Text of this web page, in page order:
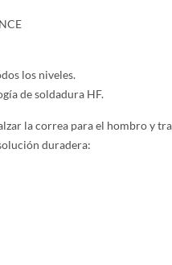
los niveles.
de soldadura HF.
la correa para el hombro y
duradera: